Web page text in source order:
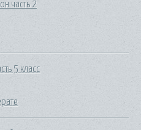
часть 2
5 класс